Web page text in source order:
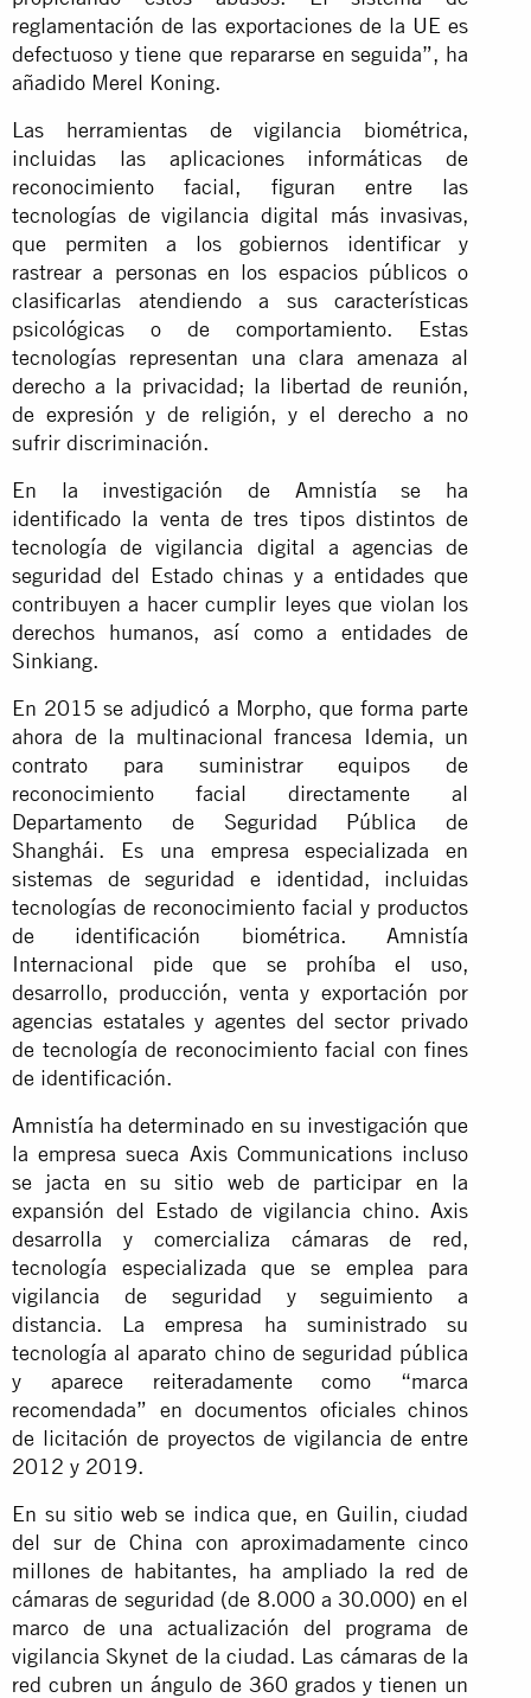
reglamentación de las exportaciones de la UE es
defectuoso y tiene que repararse en seguida”, ha
añadido Merel Koning.
Las herramientas de vigilancia biométrica,
incluidas las aplicaciones informáticas de
reconocimiento facial, figuran entre las
tecnologías de vigilancia digital más invasivas,
que permiten a los gobiernos identificar y
rastrear a personas en los espacios públicos o
clasificarlas atendiendo a sus características
psicológicas o de comportamiento. Estas
tecnologías representan una clara amenaza al
derecho a la privacidad; la libertad de reunión,
de expresión y de religión, y el derecho a no
sufrir discriminación.
En la investigación de Amnistía se ha
identificado la venta de tres tipos distintos de
tecnología de vigilancia digital a agencias de
seguridad del Estado chinas y a entidades que
contribuyen a hacer cumplir leyes que violan los
derechos humanos, así como a entidades de
Sinkiang.
En 2015 se adjudicó a Morpho, que forma parte
ahora de la multinacional francesa Idemia, un
contrato para suministrar equipos de
reconocimiento facial directamente al
Departamento de Seguridad Pública de
Shanghái. Es una empresa especializada en
sistemas de seguridad e identidad, incluidas
tecnologías de reconocimiento facial y productos
de identificación biométrica. Amnistía
Internacional pide que se prohíba el uso,
desarrollo, producción, venta y exportación por
agencias estatales y agentes del sector privado
de tecnología de reconocimiento facial con fines
de identificación.
Amnistía ha determinado en su investigación que
la empresa sueca Axis Communications incluso
se jacta en su sitio web de participar en la
expansión del Estado de vigilancia chino. Axis
desarrolla y comercializa cámaras de red,
tecnología especializada que se emplea para
vigilancia de seguridad y seguimiento a
distancia. La empresa ha suministrado su
tecnología al aparato chino de seguridad pública
y aparece reiteradamente como “marca
recomendada” en documentos oficiales chinos
de licitación de proyectos de vigilancia de entre
2012 y 2019.
En su sitio web se indica que, en Guilin, ciudad
del sur de China con aproximadamente cinco
millones de habitantes, ha ampliado la red de
cámaras de seguridad (de 8.000 a 30.000) en el
marco de una actualización del programa de
vigilancia Skynet de la ciudad. Las cámaras de la
red cubren un ángulo de 360 grados y tienen un